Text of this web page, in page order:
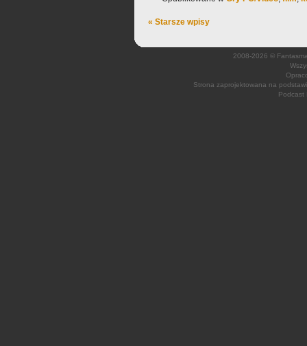
« Starsze wpisy
2008-2026 ©
Strona zaprojektowana na
Podcast